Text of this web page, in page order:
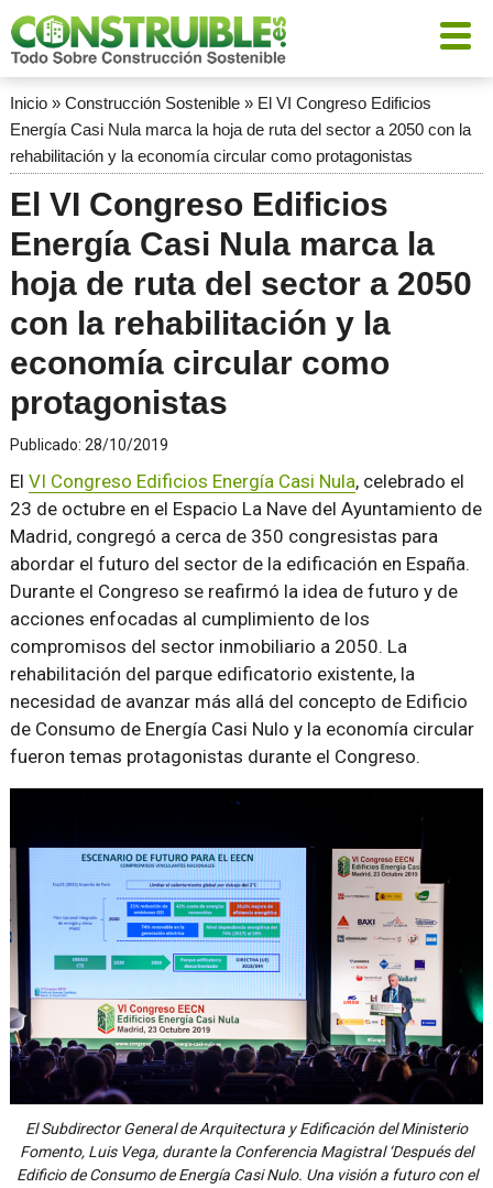
Inicio» Construcción Sostenible» El VI Congreso Edificios
Energía Casi Nula marca la hoja de ruta del sector a 2050 con la
rehabilitación y la economía circular como protagonistas
El VI Congreso Edificios
Energía Casi Nula marca la
hoja de ruta del sector a 2050
con la rehabilitación y la
economía circular como
protagonistas
Publicado: 28/10/2019
El VI Congreso Edificios Energía Casi Nula, celebrado el
23 de octubre en el Espacio La Nave del Ayuntamiento de
Madrid, congregó a cerca de 350 congresistas para
abordar el futuro del sector de la edificación en España.
Durante el Congreso se reafirmó la idea de futuro y de
acciones enfocadas al cumplimiento de los
compromisos del sector inmobiliario a 2050. La
rehabilitación del parque edificatorio existente, la
necesidad de avanzar más allá del concepto de Edificio
de Consumo de Energía Casi Nulo y la economía circular
fueron temas protagonistas durante el Congreso.
El Subdirector General de Arquitectura y Edificación del Ministerio
Fomento, Luis Vega, durante la Conferencia Magistral ‘Después del
Edificio de Consumo de Energía Casi Nulo. Una visión a futuro con el